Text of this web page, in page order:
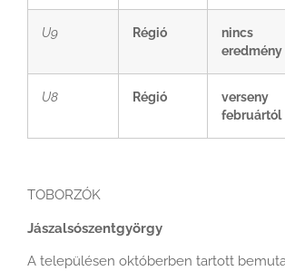
U9 Régió
nincs
eredmény
U8 Régió
verseny
februártól
TOBORZÓK
Jászalsószentgyörgy
A településen októberben tartott